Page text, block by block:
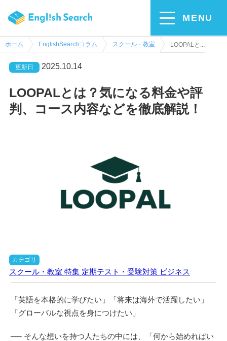
MENU
ホーム EnglishSearchコラム スクール・教室 LOOPALと...
更新日 2025.10.14
LOOPALとは？気になる料金や評
判、コース内容などを徹底解説！
カテゴリ
スクール・教室 特集 定期テスト・受験対策 ビジネス
「英語を本格的に学びたい」「将来は海外で活躍したい」
「グローバルな視点を身につけたい」
── そんな想いを持つ人たちの中には、「何から始めればい